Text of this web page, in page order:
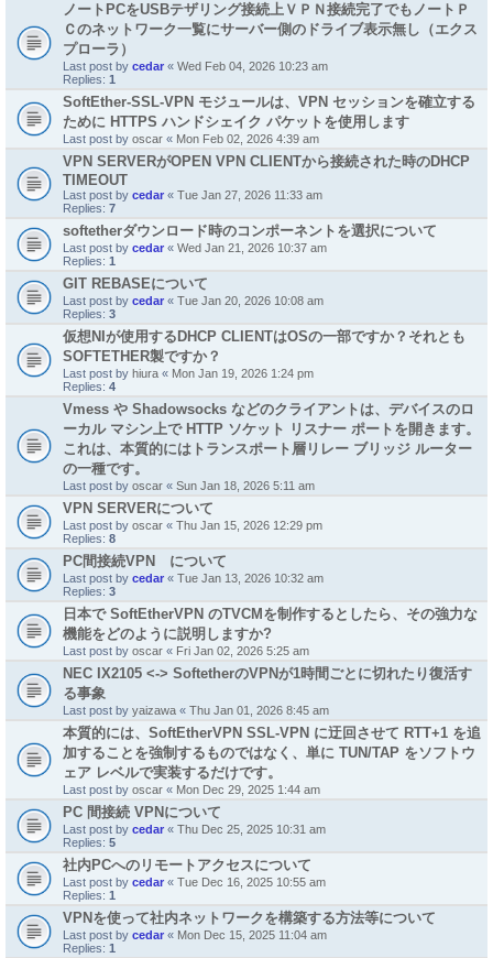
ノートPCをUSBテザリング接続上ＶＰＮ接続完了でもノートＰ
Ｃのネットワーク一覧にサーバー側のドライブ表示無し（エクス
プローラ）
Last post by cedar « Wed Feb 04, 2026 10:23 am
Replies: 1
SoftEther-SSL-VPN モジュールは、VPN セッションを確立する
ために HTTPS ハンドシェイク パケットを使用します
Last post by oscar « Mon Feb 02, 2026 4:39 am
VPN SERVERがOPEN VPN CLIENTから接続された時のDHCP
TIMEOUT
Last post by cedar « Tue Jan 27, 2026 11:33 am
Replies: 7
softetherダウンロード時のコンポーネントを選択について
Last post by cedar « Wed Jan 21, 2026 10:37 am
Replies: 1
GIT REBASEについて
Last post by cedar « Tue Jan 20, 2026 10:08 am
Replies: 3
仮想NIが使用するDHCP CLIENTはOSの一部ですか？それとも
SOFTETHER製ですか？
Last post by hiura « Mon Jan 19, 2026 1:24 pm
Replies: 4
Vmess や Shadowsocks などのクライアントは、デバイスのロ
ーカル マシン上で HTTP ソケット リスナー ポートを開きます。
これは、本質的にはトランスポート層リレー ブリッジ ルーター
の一種です。
Last post by oscar « Sun Jan 18, 2026 5:11 am
VPN SERVERについて
Last post by oscar « Thu Jan 15, 2026 12:29 pm
Replies: 8
PC間接続VPN について
Last post by cedar « Tue Jan 13, 2026 10:32 am
Replies: 3
日本で SoftEtherVPN のTVCMを制作するとしたら、その強力な
機能をどのように説明しますか?
Last post by oscar « Fri Jan 02, 2026 5:25 am
NEC IX2105 <-> SoftetherのVPNが1時間ごとに切れたり復活す
る事象
Last post by yaizawa « Thu Jan 01, 2026 8:45 am
本質的には、SoftEtherVPN SSL-VPN に迂回させて RTT+1 を追
加することを強制するものではなく、単に TUN/TAP をソフトウ
ェア レベルで実装するだけです。
Last post by oscar « Mon Dec 29, 2025 1:44 am
PC 間接続 VPNについて
Last post by cedar « Thu Dec 25, 2025 10:31 am
Replies: 5
社内PCへのリモートアクセスについて
Last post by cedar « Tue Dec 16, 2025 10:55 am
Replies: 1
VPNを使って社内ネットワークを構築する方法等について
Last post by cedar « Mon Dec 15, 2025 11:04 am
Replies: 1